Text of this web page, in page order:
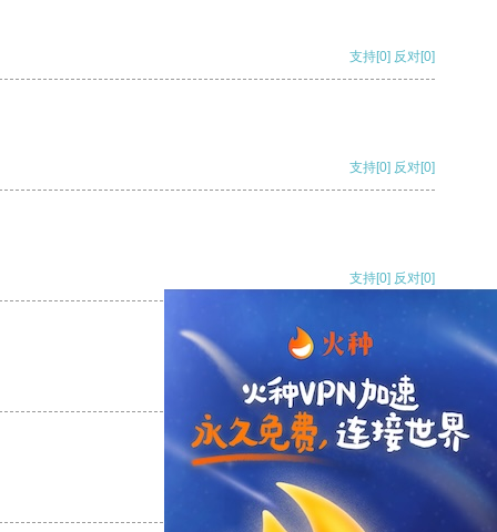
支持[0] 反对[0]
支持[0] 反对[0]
支持[0] 反对[0]
支持[0] 反对
支持